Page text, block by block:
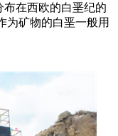
在西欧的白垩纪的
为矿物的白垩一般用